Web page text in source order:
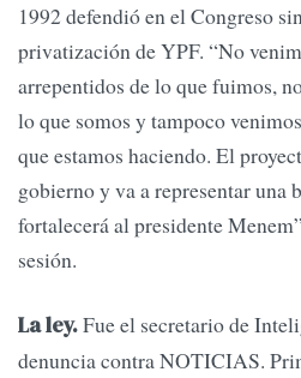
1992 defendió en el Congreso
privatización de YPF. “No
arrepentidos de lo que fuimos,
lo que somos y tampoco
que estamos haciendo. El
gobierno y va a representar una
fortalecerá al presidente
sesión.
La ley.Fue el secretario de
denuncia contra NOTICIAS.